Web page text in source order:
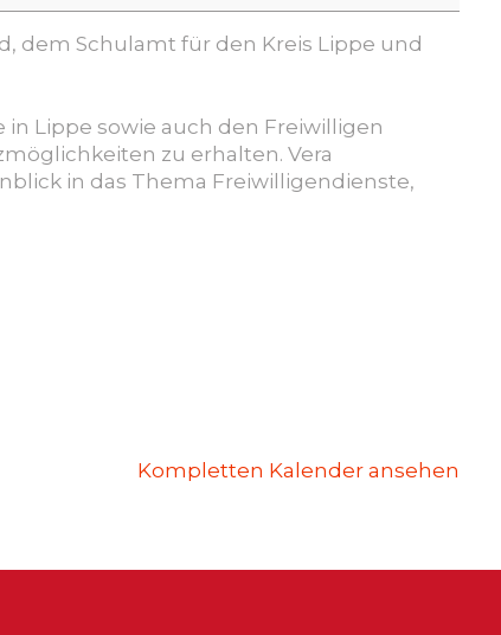
dem Schulamt für den Kreis Lippe und
Lippe sowie auch den Freiwilligen
zu erhalten. Vera
in das Thema Freiwilligendienste,
Kompletten Kalender ansehen